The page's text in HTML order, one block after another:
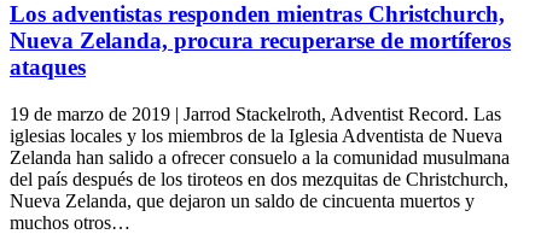
Los adventistas responden mientras Christchurch,
Nueva Zelanda, procura recuperarse de mortíferos
ataques
19 de marzo de 2019 | Jarrod Stackelroth, Adventist Record. Las
iglesias locales y los miembros de la Iglesia Adventista de Nueva
Zelanda han salido a ofrecer consuelo a la comunidad musulmana
del país después de los tiroteos en dos mezquitas de Christchurch,
Nueva Zelanda, que dejaron un saldo de cincuenta muertos y
muchos otros…